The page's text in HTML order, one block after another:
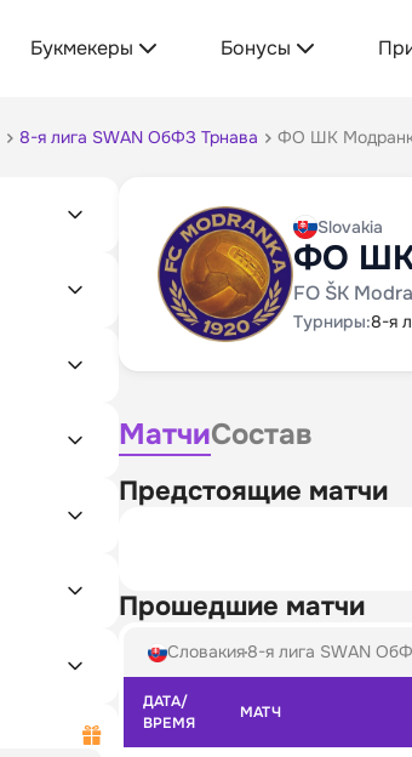
Букмекеры Бонусы
8-я лига SWAN ОбФЗ Трнава ФО ШК
Slovakia
ФО ШК
FO ŠK
Турниры:8-я
МатчиСостав
Предстоящие матчи
Прошедшие матчи
Словакия8-я лига SWAN
ДАТА/
ВРЕМЯ
МАТЧ